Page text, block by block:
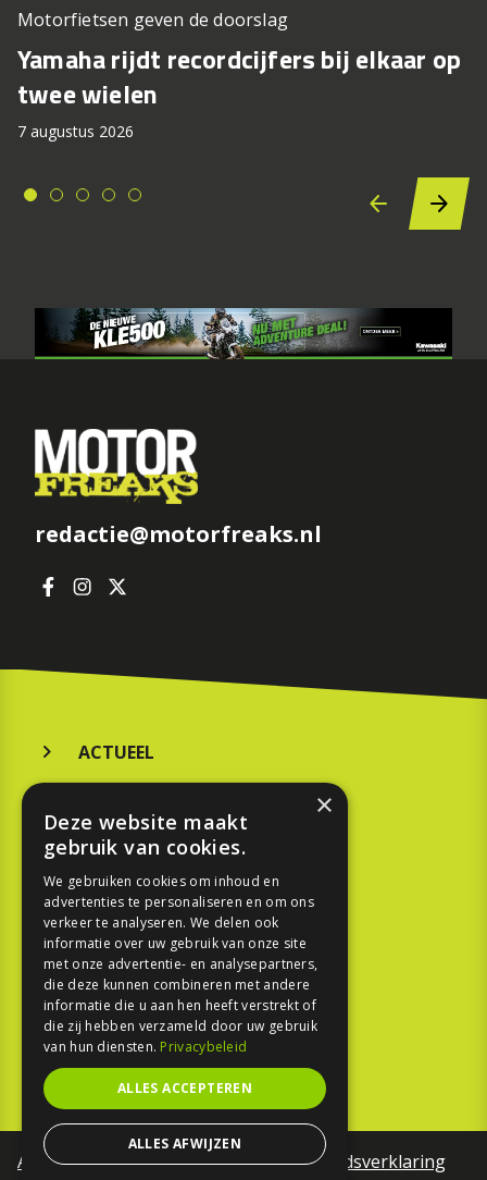
Motorfietsen geven de doorslag
Yamaha rijdt recordcijfers bij elkaar op
twee wielen
7 augustus 2026
redactie@motorfreaks.nl
ACTUEEL
KOOPGIDS
TESTEN
SPORT
REPORTAGE
TOUREN
NIEUWSBRIEF
Algemene voorwaardenToegankelijkheidsverklaring
×
Deze website maakt
gebruik van cookies.
We gebruiken cookies om inhoud en
advertenties te personaliseren en om ons
verkeer te analyseren. We delen ook
informatie over uw gebruik van onze site
met onze advertentie- en analysepartners,
die deze kunnen combineren met andere
informatie die u aan hen heeft verstrekt of
die zij hebben verzameld door uw gebruik
van hun diensten. Privacybeleid
ALLES ACCEPTEREN
ALLES AFWIJZEN